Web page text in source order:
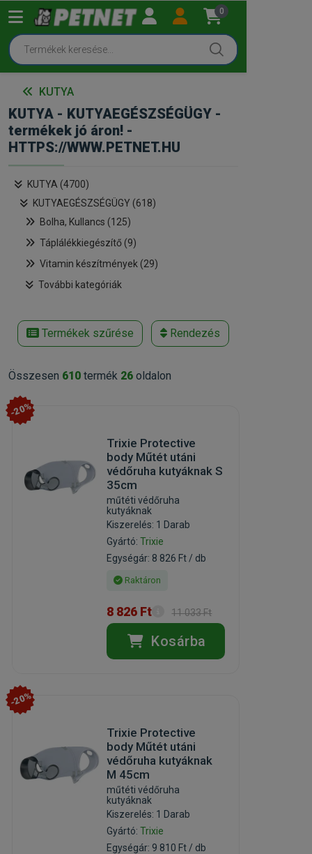
0
KUTYA
KUTYA - KUTYAEGÉSZSÉGÜGY -
termékek jó áron! -
HTTPS://WWW.PETNET.HU
KUTYA (4700)
KUTYAEGÉSZSÉGÜGY (618)
Bolha, Kullancs (125)
Táplálékkiegészítő (9)
Vitamin készítmények (29)
További kategóriák
Termékek szűrése Rendezés
Összesen 610 termék 26 oldalon
-20%
Trixie Protective
body Műtét utáni
védőruha kutyáknak S
35cm
műtéti védőruha
kutyáknak
Kiszerelés: 1 Darab
Gyártó:Trixie
Egységár: 8 826 Ft / db
Raktáron
8 826 Ft 11 033 Ft
Kosárba
-20%
Trixie Protective
body Műtét utáni
védőruha kutyáknak
M 45cm
műtéti védőruha
kutyáknak
Kiszerelés: 1 Darab
Gyártó:Trixie
Egységár: 9 810 Ft / db